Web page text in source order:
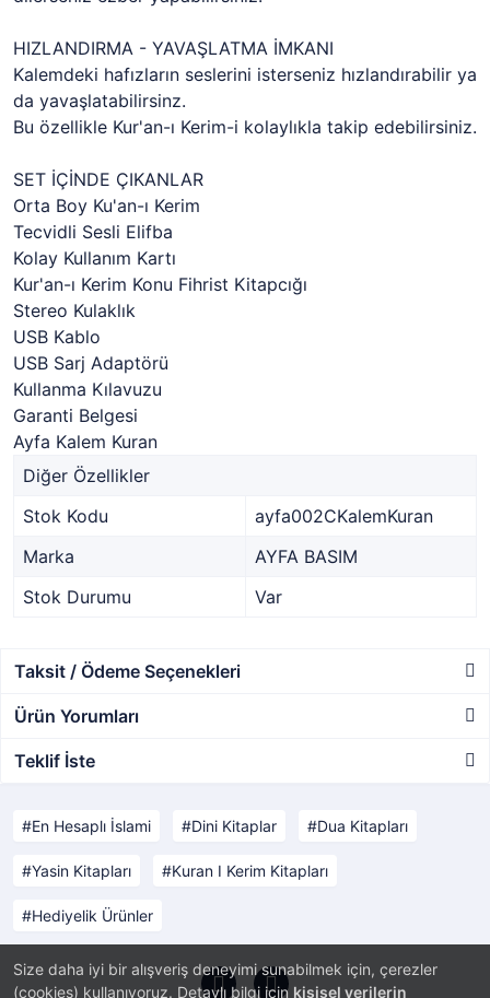
Size daha iyi bir alışveriş deneyimi sunabilmek için, çerezler
(cookies) kullanıyoruz. Detaylı bilgi için kişisel verilerin
HIZLANDIRMA - YAVAŞLATMA İMKANI
Kalemdeki hafızların seslerini isterseniz hızlandırabilir ya
da yavaşlatabilirsinz.
Bu özellikle Kur'an-ı Kerim-i kolaylıkla takip edebilirsiniz.
SET İÇİNDE ÇIKANLAR
Orta Boy Ku'an-ı Kerim
Tecvidli Sesli Elifba
Kolay Kullanım Kartı
Kur'an-ı Kerim Konu Fihrist Kitapcığı
Stereo Kulaklık
USB Kablo
USB Sarj Adaptörü
Kullanma Kılavuzu
Garanti Belgesi
Ayfa Kalem Kuran
Diğer Özellikler
Stok Kodu
ayfa002CKalemKuran
Marka
AYFA BASIM
Stok Durumu
Var
Taksit / Ödeme Seçenekleri
Ürün Yorumları
Teklif İste
En Hesaplı İslami Dini Kitaplar Dua Kitapları
Yasin Kitapları Kuran I Kerim Kitapları
Hediyelik Ürünler